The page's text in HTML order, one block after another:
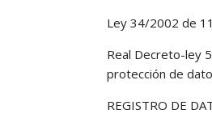
Ley 34/2002 de
Real Decreto-ley
protección de
REGISTRO DE